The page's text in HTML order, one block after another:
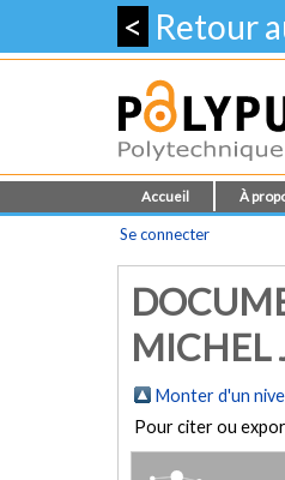
< Retour
Accueil À
Se connecter
MICHEL
Monter d'un
Pour citer ou